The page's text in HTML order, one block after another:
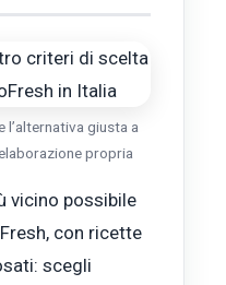
giusta a
propria
vicino possibile
con ricette
scegli